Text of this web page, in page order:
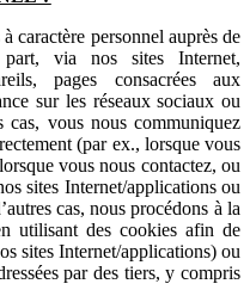
caractère personnel auprès de
via nos sites Internet,
pages consacrées aux
sur les réseaux sociaux ou
vous nous communiquez
(par ex., lorsque vous
vous nous contactez, ou
sites Internet/applications ou
cas, nous procédons à la
utilisant des cookies afin de
sites Internet/applications) ou
par des tiers, y compris